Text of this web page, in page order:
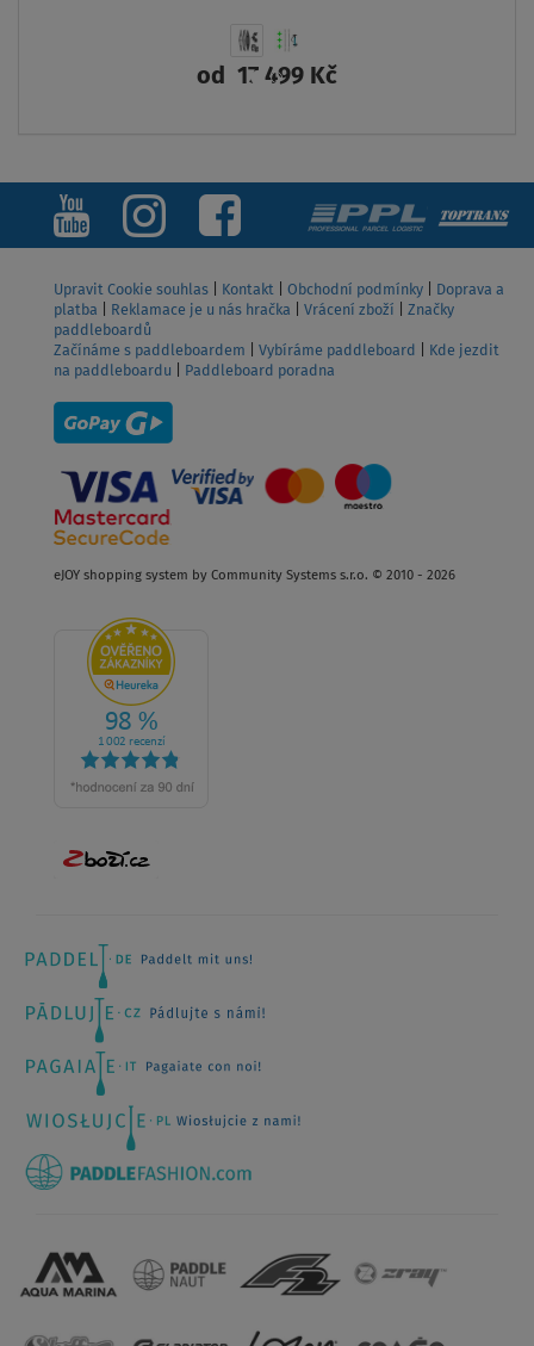
od 17 499 Kč
Upravit Cookie souhlas Kontakt Obchodní podmínky
Doprava a
platba
Reklamace je u nás hračka Vrácení zboží
Značky
paddleboardů
Začínáme s paddleboardem
Vybíráme paddleboard
Kde jezdit
na paddleboardu
Paddleboard poradna
eJOY shopping system by Community Systems s.r.o. © 2010 - 2026